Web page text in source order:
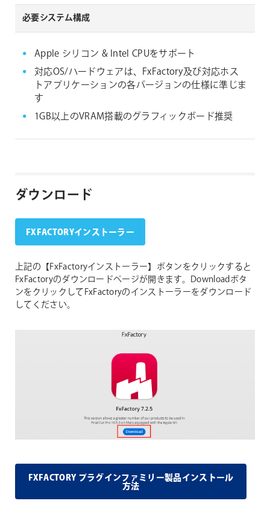
必要システム構成
Apple シリコン & Intel CPUをサポート
対応OS/ハードウェアは、FxFactory及び対応ホス
トアプリケーションの各バージョンの仕様に準じま
す
1GB以上のVRAM搭載のグラフィックボード推奨
ダウンロード
FXFACTORYインストーラー
上記の【FxFactoryインストーラー】ボタンをクリックすると
FxFactoryのダウンロードページが開きます。Downloadボタ
ンをクリックしてFxFactoryのインストーラーをダウンロード
してください。
FXFACTORY プラグインファミリー製品インストール
方法